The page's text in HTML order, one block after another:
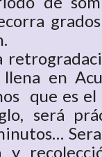
en
que es
será
y